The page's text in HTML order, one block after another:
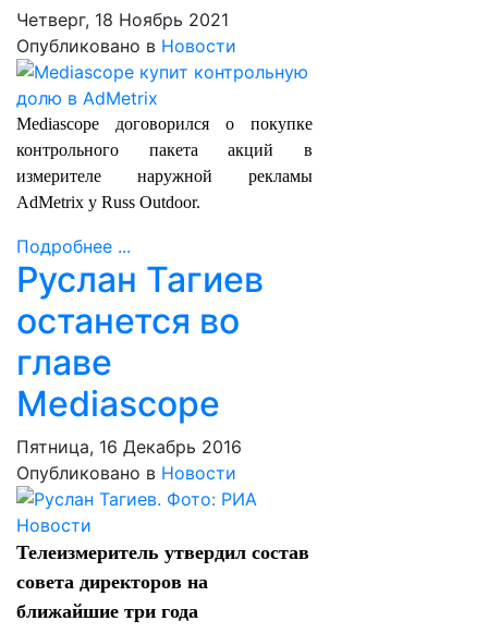
Четверг, 18 Ноябрь 2021
Опубликовано в Новости
Mediascope договорился о покупке
контрольного пакета акций в
измерителе наружной рекламы
AdMetrix у Russ Outdoor.
Подробнее ...
Руслан Тагиев
останется во
главе
Mediascope
Пятница, 16 Декабрь 2016
Опубликовано в Новости
Телеизмеритель утвердил состав
совета директоров на
ближайшие три года